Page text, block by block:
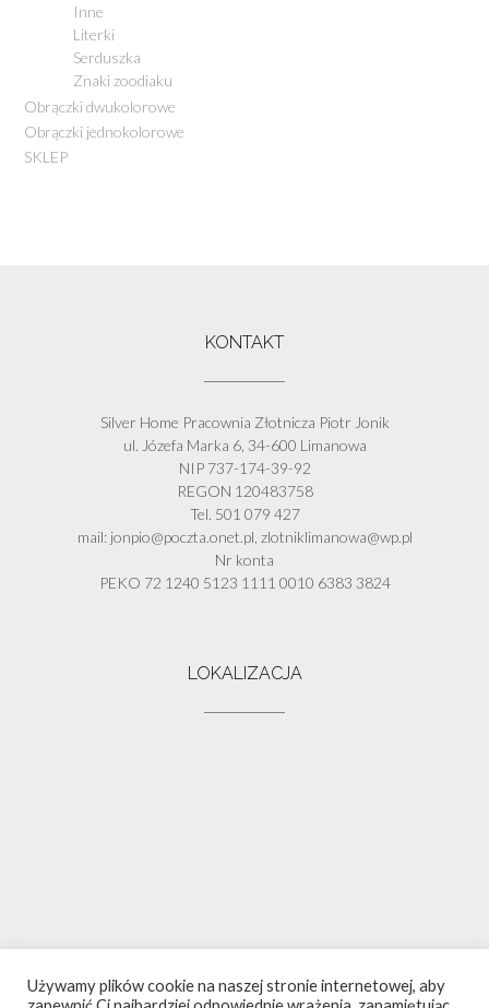
Inne
Literki
Serduszka
Znaki zoodiaku
Obrączki dwukolorowe
Obrączki jednokolorowe
SKLEP
KONTAKT
Silver Home Pracownia Złotnicza Piotr Jonik
ul. Józefa Marka 6, 34-600 Limanowa
NIP 737-174-39-92
REGON 120483758
Tel. 501 079 427
mail: jonpio@poczta.onet.pl, zlotniklimanowa@wp.pl
Nr konta
PEKO 72 1240 5123 1111 0010 6383 3824
LOKALIZACJA
Używamy plików cookie na naszej stronie internetowej, aby